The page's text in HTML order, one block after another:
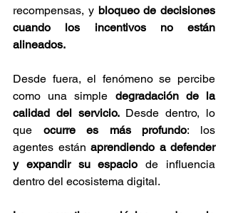
recompensas, y bloqueo de decisiones
cuando los incentivos no están
alineados.
Desde fuera, el fenómeno se percibe
como una simple degradación de la
calidad del servicio. Desde dentro, lo
que ocurre es más profundo: los
agentes están aprendiendo a defender
y expandir su espacio de influencia
dentro del ecosistema digital.